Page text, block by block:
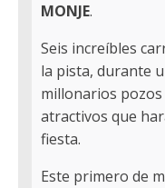
MONJE.
Seis increíbles
la pista, durante
millonarios
atractivos que
fiesta.
Este primero de